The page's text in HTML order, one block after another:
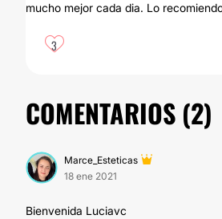
mucho mejor cada dia. Lo
3
COMENTARIOS (2)
Marce_Esteticas
18 ene 2021
Bienvenida Luciavc